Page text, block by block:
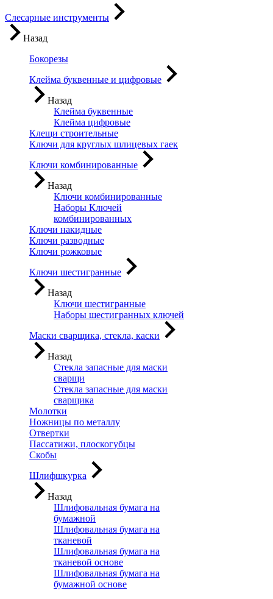
Слесарные инструменты
Назад
Бокорезы
Клейма буквенные и цифровые
Назад
Клейма буквенные
Клейма цифровые
Клещи строительные
Ключи для круглых шлицевых гаек
Ключи комбинированные
Назад
Ключи комбинированные
Наборы Ключей
комбинированных
Ключи накидные
Ключи разводные
Ключи рожковые
Ключи шестигранные
Назад
Ключи шестигранные
Наборы шестигранных ключей
Маски сварщика, стекла, каски
Назад
Стекла запасные для маски
сварщи
Стекла запасные для маски
сварщика
Молотки
Ножницы по металлу
Отвертки
Пассатижи, плоскогубцы
Скобы
Шлифшкурка
Назад
Шлифовальная бумага на
бумажной
Шлифовальная бумага на
тканевой
Шлифовальная бумага на
тканевой основе
Шлифовальная бумага на
бумажной основе